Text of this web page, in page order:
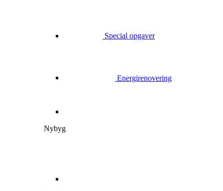
Special opgaver
Energirenovering
Nybyg